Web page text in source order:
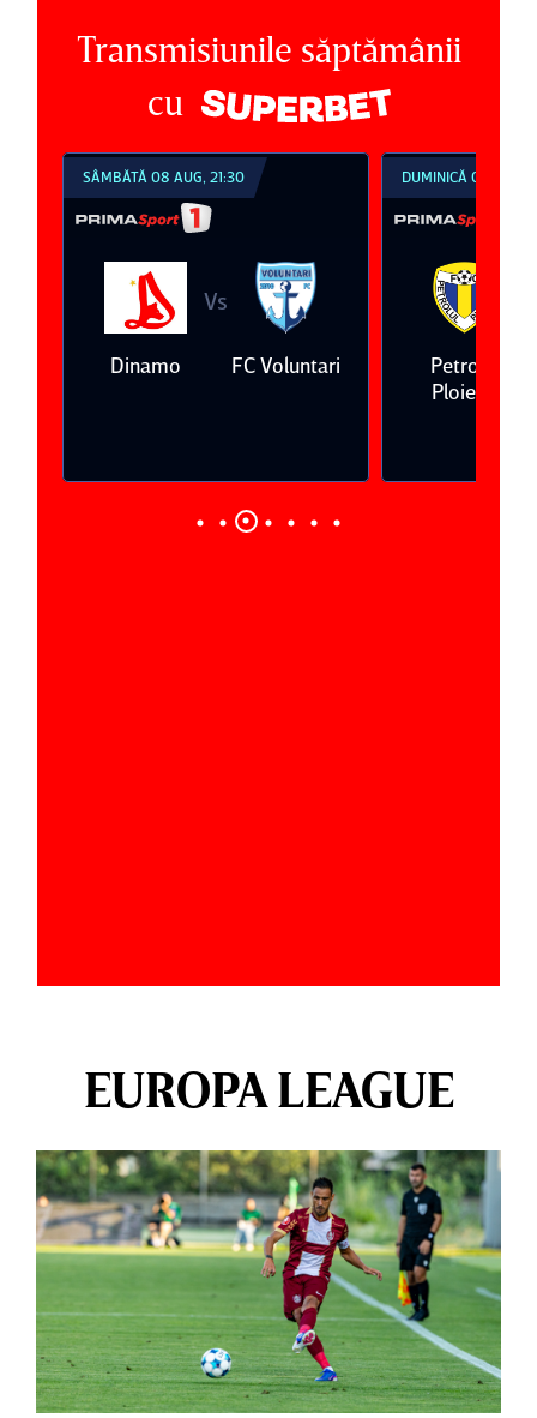
Transmisiunile săptămânii
cu
SÂMBĂTĂ 08 AUG, 21:30
Dinamo
Vs
FC Voluntari
DUMINICĂ 09 AUG,
Petrolul
Ploieşti
EUROPA LEAGUE